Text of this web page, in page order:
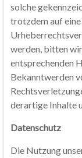
solche
trotzdem auf eine
werden, bitten
entsprechenden
Bekanntwerden
derartige Inhalte
Datenschutz
Die Nutzung